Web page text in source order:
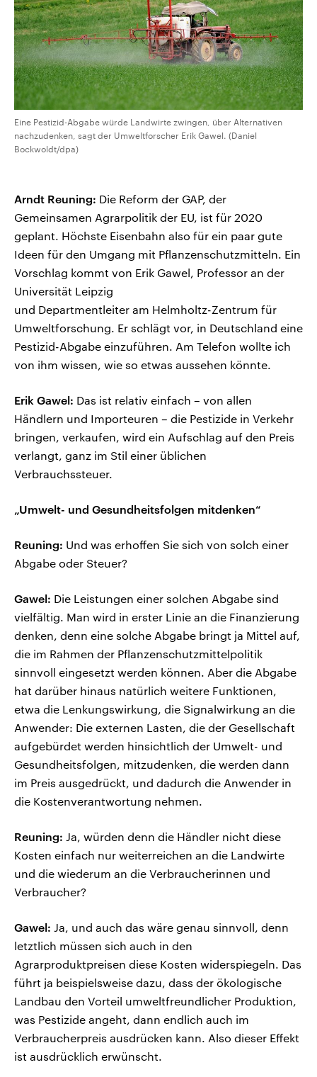
Eine Pestizid-Abgabe würde Landwirte zwingen, über Alternativen
nachzudenken, sagt der Umweltforscher Erik Gawel. (Daniel
Bockwoldt/dpa)
Arndt Reuning: Die Reform der GAP, der
Gemeinsamen Agrarpolitik der EU, ist für 2020
geplant. Höchste Eisenbahn also für ein paar gute
Ideen für den Umgang mit Pflanzenschutzmitteln. Ein
Vorschlag kommt von Erik Gawel, Professor an der
Universität Leipzig
und Departmentleiter am Helmholtz-Zentrum für
Umweltforschung. Er schlägt vor, in Deutschland eine
Pestizid-Abgabe einzuführen. Am Telefon wollte ich
von ihm wissen, wie so etwas aussehen könnte.
Erik Gawel: Das ist relativ einfach – von allen
Händlern und Importeuren – die Pestizide in Verkehr
bringen, verkaufen, wird ein Aufschlag auf den Preis
verlangt, ganz im Stil einer üblichen
Verbrauchssteuer.
„Umwelt- und Gesundheitsfolgen mitdenken“
Reuning: Und was erhoffen Sie sich von solch einer
Abgabe oder Steuer?
Gawel: Die Leistungen einer solchen Abgabe sind
vielfältig. Man wird in erster Linie an die Finanzierung
denken, denn eine solche Abgabe bringt ja Mittel auf,
die im Rahmen der Pflanzenschutzmittelpolitik
sinnvoll eingesetzt werden können. Aber die Abgabe
hat darüber hinaus natürlich weitere Funktionen,
etwa die Lenkungswirkung, die Signalwirkung an die
Anwender: Die externen Lasten, die der Gesellschaft
aufgebürdet werden hinsichtlich der Umwelt- und
Gesundheitsfolgen, mitzudenken, die werden dann
im Preis ausgedrückt, und dadurch die Anwender in
die Kostenverantwortung nehmen.
Reuning: Ja, würden denn die Händler nicht diese
Kosten einfach nur weiterreichen an die Landwirte
und die wiederum an die Verbraucherinnen und
Verbraucher?
Gawel: Ja, und auch das wäre genau sinnvoll, denn
letztlich müssen sich auch in den
Agrarproduktpreisen diese Kosten widerspiegeln. Das
führt ja beispielsweise dazu, dass der ökologische
Landbau den Vorteil umweltfreundlicher Produktion,
was Pestizide angeht, dann endlich auch im
Verbraucherpreis ausdrücken kann. Also dieser Effekt
ist ausdrücklich erwünscht.